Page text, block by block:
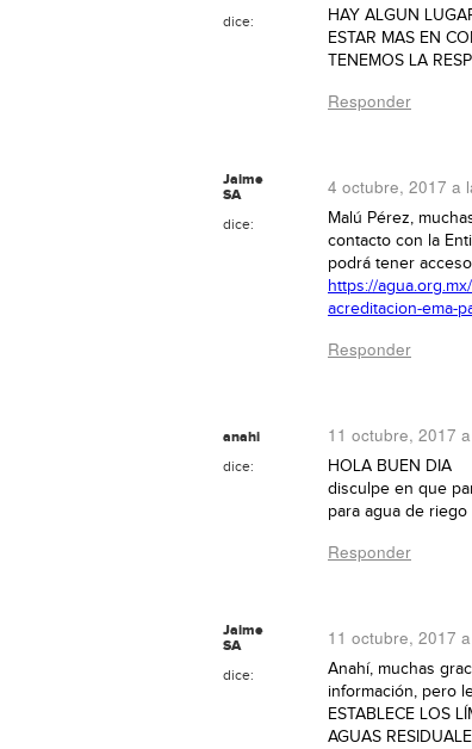
dice:
HAY ALGUN
ESTAR MAS EN
TENEMOS LA
Responder
Jaime
SA
dice:
4 octubre, 2017 a
Malú Pérez,
contacto con la
podrá tener
https://
acreditacion-ema-
Responder
anahi
dice:
11 octubre, 2017
HOLA BUEN DIA
disculpe en que
para agua de
Responder
Jaime
SA
dice:
11 octubre, 2017
Anahí, muchas
información, pero
ESTABLECE LOS
AGUAS